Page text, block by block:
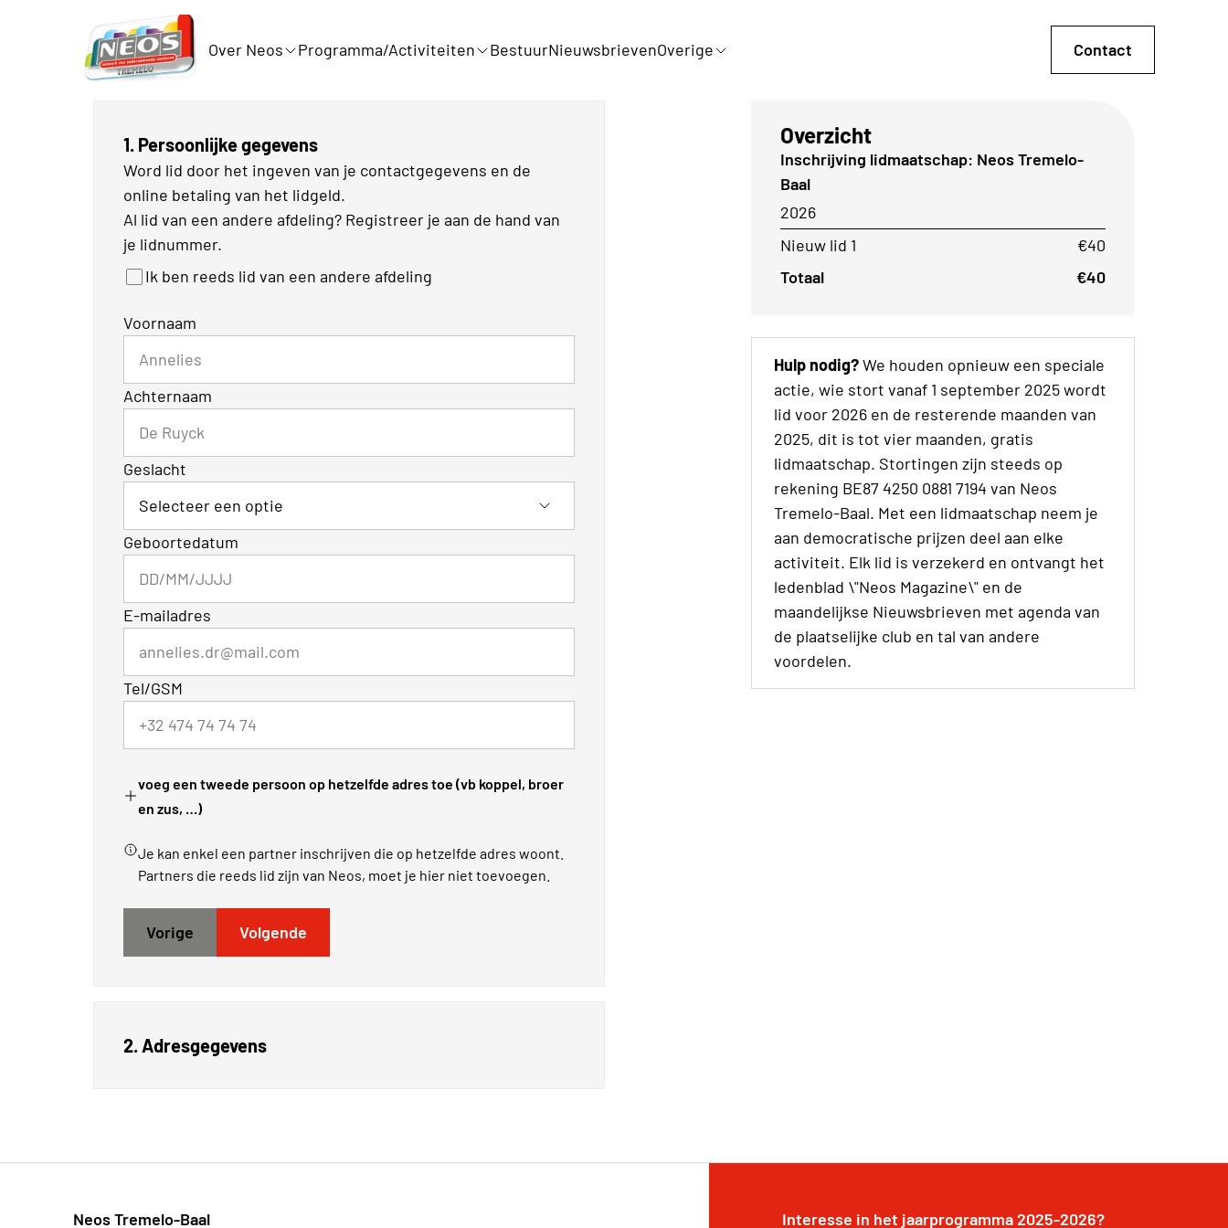
Over Neos Programma/Activiteiten BestuurNieuwsbrievenOverige Contact
1. Persoonlijke gegevens
Word lid door het ingeven van je contactgegevens en de
online betaling van het lidgeld.
Al lid van een andere afdeling? Registreer je aan de hand van
je lidnummer.
Ik ben reeds lid van een andere afdeling
Voornaam
Achternaam
Geslacht
Geboortedatum
E-mailadres
Tel/GSM
voeg een tweede persoon op hetzelfde adres toe (vb koppel, broer
en zus, …)
Je kan enkel een partner inschrijven die op hetzelfde adres woont.
Partners die reeds lid zijn van Neos, moet je hier niet toevoegen.
Vorige Volgende
2. Adresgegevens
Overzicht
Inschrijving lidmaatschap: Neos Tremelo-
Baal
2026
Nieuw lid 1
€40
Totaal
€40
Hulp nodig?We houden opnieuw een speciale
actie, wie stort vanaf 1 september 2025 wordt
lid voor 2026 en de resterende maanden van
2025, dit is tot vier maanden, gratis
lidmaatschap. Stortingen zijn steeds op
rekening BE87 4250 0881 7194 van Neos
Tremelo-Baal. Met een lidmaatschap neem je
aan democratische prijzen deel aan elke
activiteit. Elk lid is verzekerd en ontvangt het
ledenblad \"Neos Magazine\" en de
maandelijkse Nieuwsbrieven met agenda van
de plaatselijke club en tal van andere
voordelen.
Neos Tremelo-Baal Interesse in het jaarprogramma 2025-2026?